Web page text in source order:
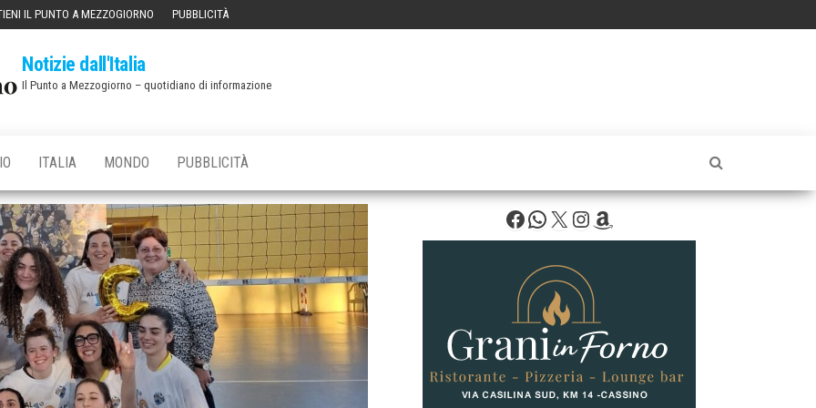
IL PUNTO A MEZZOGIORNO PUBBLICITÀ
Notizie dall'Italia
Il Punto a Mezzogiorno – quotidiano di informazione
ITALIA MONDO PUBBLICITÀ
Facebook
WhatsApp
X Instagram
Amazon